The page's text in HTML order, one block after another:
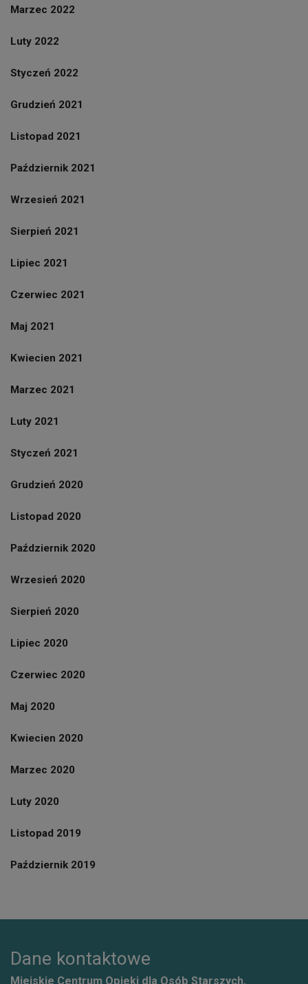
Marzec 2022
Luty 2022
Styczeń 2022
Grudzień 2021
Listopad 2021
Październik 2021
Wrzesień 2021
Sierpień 2021
Lipiec 2021
Czerwiec 2021
Maj 2021
Kwiecien 2021
Marzec 2021
Luty 2021
Styczeń 2021
Grudzień 2020
Listopad 2020
Październik 2020
Wrzesień 2020
Sierpień 2020
Lipiec 2020
Czerwiec 2020
Maj 2020
Kwiecien 2020
Marzec 2020
Luty 2020
Listopad 2019
Październik 2019
Dane kontaktowe
Miejskie Centrum Opieki dla Osób Starszych,